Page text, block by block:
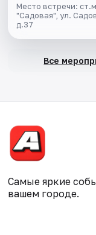
Место встречи:
"Садовая", ул.
д.37
Все
Самые яркие
вашем городе.